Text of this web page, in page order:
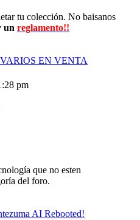
tu colección. No baisanos
un reglamento!!
EN VENTA
pm
que no esten
del foro.
AI Rebooted!